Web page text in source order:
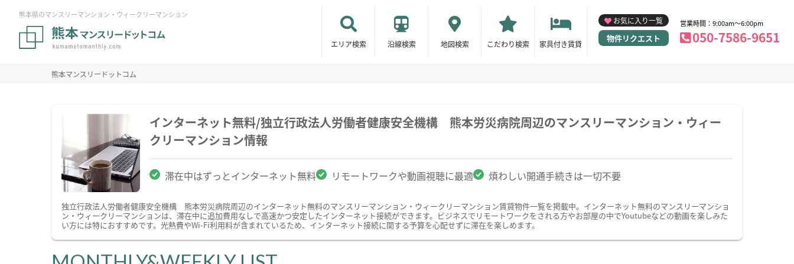
熊本県のマンスリーマンション・ウィークリーマンション
エリア検索 沿線検索 地図検索 こだわり検索 家具付き賃貸
お気に入り一覧
物件リクエスト
営業時間：9:00am～6:00pm
050-7586-9651
熊本マンスリードットコム
インターネット無料/独立行政法人労働者健康安全機構 熊本労災病院周辺のマンスリーマンション・ウィー
クリーマンション情報
滞在中はずっとインターネット無料 リモートワークや動画視聴に最適 煩わしい開通手続きは一切不要
独立行政法人労働者健康安全機構 熊本労災病院周辺のインターネット無料のマンスリーマンション・ウィークリーマンション賃貸物件一覧を掲載中。インターネット無料のマンスリーマンショ
ン・ウィークリーマンションは、滞在中に追加費用なしで高速かつ安定したインターネット接続ができます。ビジネスでリモートワークをされる方やお部屋の中でYoutubeなどの動画を楽しみた
い方には特におすすめです。光熱費やWi-Fi利用料が含まれているため、インターネット接続に関する予算を心配せずに滞在を楽しめます。